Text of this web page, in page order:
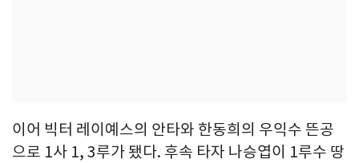
이어 빅터 레이예스의 안타와 한동희의 우익수 뜬공
으로 1사 1, 3루가 됐다. 후속 타자 나승엽이 1루수 땅